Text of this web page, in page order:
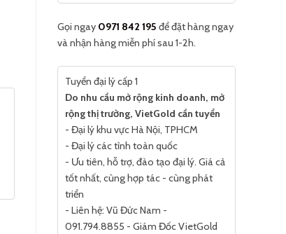
Gọi ngay 0971 842 195 để đặt hàng ngay
và nhận hàng miễn phí sau 1-2h.
Tuyển đại lý cấp 1
Do nhu cầu mở rộng kinh doanh, mở
rộng thị trường, VietGold cần tuyển
- Đại lý khu vực Hà Nội, TPHCM
- Đại lý các tỉnh toàn quốc
- Ưu tiên, hỗ trợ, đào tạo đại lý. Giá cả
tốt nhất, cùng hợp tác - cùng phát
triển
- Liên hệ: Vũ Đức Nam -
091.794.8855 - Giám Đốc VietGold